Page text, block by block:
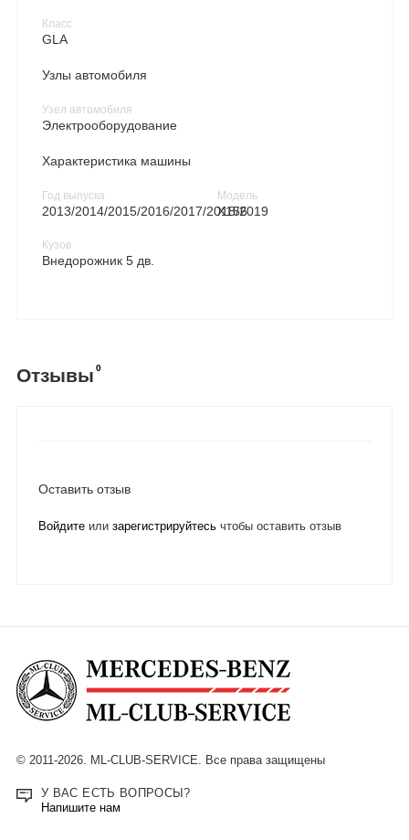
Класс
GLA
Узлы автомобиля
Узел автомобиля
Электрооборудование
Характеристика машины
Год выпуска
2013/2014/2015/2016/2017/2018/2019
Кузов
Внедорожник 5 дв.
Модель
X156
Отзывы 0
Оставить отзыв
Войдитеили зарегистрируйтесьчтобы оставить отзыв
© 2011-2026. ML-CLUB-SERVICE. Все права защищены
У ВАС ЕСТЬ ВОПРОСЫ?
Напишите нам